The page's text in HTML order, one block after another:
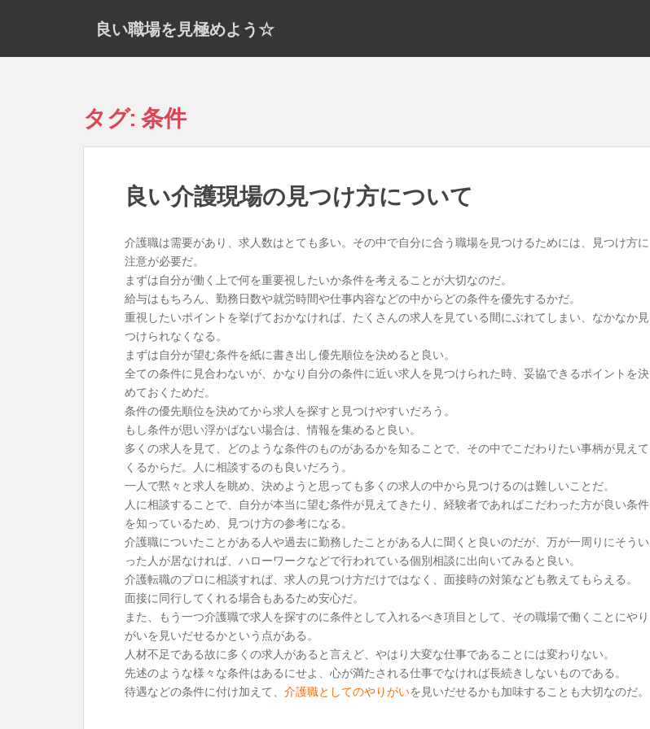
良い職場を見極めよう☆
タグ: 条件
良い介護現場の見つけ方について
介護職は需要があり、求人数はとても多い。その中で自分に合う職場を見つけるためには、見つけ方に
注意が必要だ。
まずは自分が働く上で何を重要視したいか条件を考えることが大切なのだ。
給与はもちろん、勤務日数や就労時間や仕事内容などの中からどの条件を優先するかだ。
重視したいポイントを挙げておかなければ、たくさんの求人を見ている間にぶれてしまい、なかなか見
つけられなくなる。
まずは自分が望む条件を紙に書き出し優先順位を決めると良い。
全ての条件に見合わないが、かなり自分の条件に近い求人を見つけられた時、妥協できるポイントを決
めておくためだ。
条件の優先順位を決めてから求人を探すと見つけやすいだろう。
もし条件が思い浮かばない場合は、情報を集めると良い。
多くの求人を見て、どのような条件のものがあるかを知ることで、その中でこだわりたい事柄が見えて
くるからだ。人に相談するのも良いだろう。
一人で黙々と求人を眺め、決めようと思っても多くの求人の中から見つけるのは難しいことだ。
人に相談することで、自分が本当に望む条件が見えてきたり、経験者であればこだわった方が良い条件
を知っているため、見つけ方の参考になる。
介護職についたことがある人や過去に勤務したことがある人に聞くと良いのだが、万が一周りにそうい
った人が居なければ、ハローワークなどで行われている個別相談に出向いてみると良い。
介護転職のプロに相談すれば、求人の見つけ方だけではなく、面接時の対策なども教えてもらえる。
面接に同行してくれる場合もあるため安心だ。
また、もう一つ介護職で求人を探すのに条件として入れるべき項目として、その職場で働くことにやり
がいを見いだせるかという点がある。
人材不足である故に多くの求人があると言えど、やはり大変な仕事であることには変わりない。
先述のような様々な条件はあるにせよ、心が満たされる仕事でなければ長続きしないものである。
待遇などの条件に付け加えて、 介護職としてのやりがいを見いだせるかも加味することも大切なのだ。